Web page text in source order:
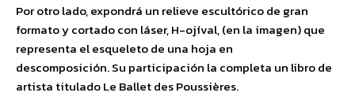
Por otro lado, expondrá un relieve escultórico de gran
formato y cortado con láser, H-ojíval, (en la imagen) que
representa el esqueleto de una hoja en
descomposición. Su participación la completa un libro de
artista titulado Le Ballet des Poussières.